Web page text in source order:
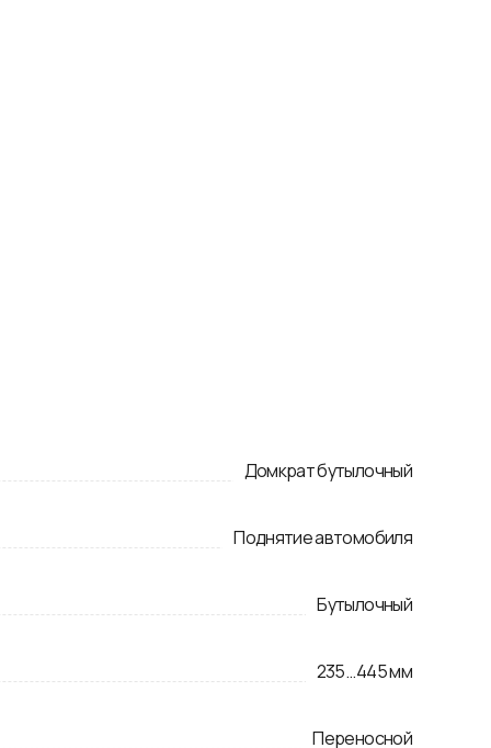
Домкрат бутылочный
Поднятие автомобиля
Бутылочный
235...445мм
Переносной